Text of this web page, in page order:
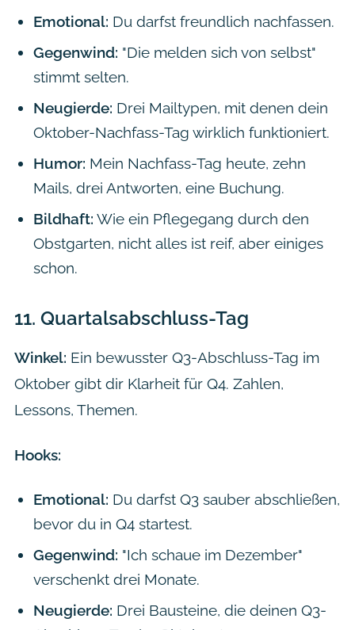
Emotional: Du darfst freundlich nachfassen.
Gegenwind: "Die melden sich von selbst"
stimmt selten.
Neugierde: Drei Mailtypen, mit denen dein
Oktober-Nachfass-Tag wirklich funktioniert.
Humor: Mein Nachfass-Tag heute, zehn
Mails, drei Antworten, eine Buchung.
Bildhaft: Wie ein Pflegegang durch den
Obstgarten, nicht alles ist reif, aber einiges
schon.
11. Quartalsabschluss-Tag
Winkel: Ein bewusster Q3-Abschluss-Tag im
Oktober gibt dir Klarheit für Q4. Zahlen,
Lessons, Themen.
Hooks:
Emotional: Du darfst Q3 sauber abschließen,
bevor du in Q4 startest.
Gegenwind: "Ich schaue im Dezember"
verschenkt drei Monate.
Neugierde: Drei Bausteine, die deinen Q3-